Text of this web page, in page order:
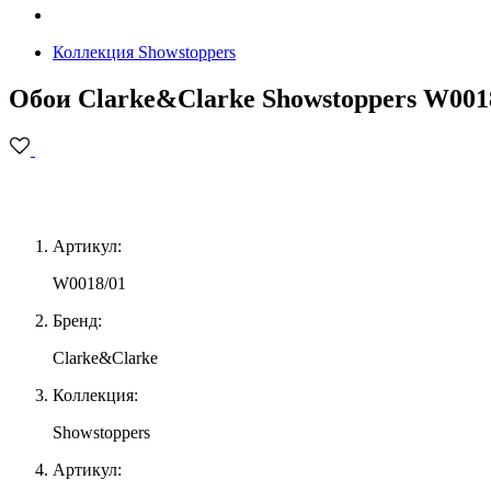
Коллекция Showstoppers
Обои Clarke&Clarke Showstoppers
Артикул:
W0018/01
Бренд:
Clarke&Clarke
Коллекция:
Showstoppers
Артикул: